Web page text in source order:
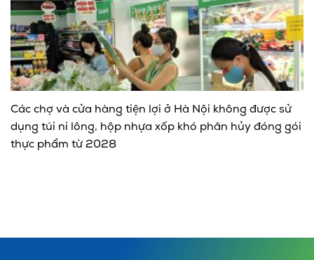
Các chợ và cửa hàng tiện lợi ở Hà Nội không được sử
dụng túi ni lông, hộp nhựa xốp khó phân hủy đóng gói
thực phẩm từ 2028